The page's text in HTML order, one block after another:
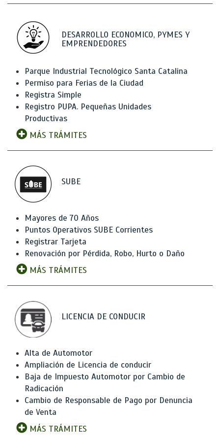
DESARROLLO ECONOMICO, PYMES Y
EMPRENDEDORES
Parque Industrial Tecnológico Santa Catalina
Permiso para Ferias de la Ciudad
Registra Simple
Registro PUPA. Pequeñas Unidades
Productivas
MÁS TRÁMITES
SUBE
Mayores de 70 Años
Puntos Operativos SUBE Corrientes
Registrar Tarjeta
Renovación por Pérdida, Robo, Hurto o Daño
MÁS TRÁMITES
LICENCIA DE CONDUCIR
Alta de Automotor
Ampliación de Licencia de conducir
Baja de Impuesto Automotor por Cambio de
Radicación
Cambio de Responsable de Pago por Denuncia
de Venta
MÁS TRÁMITES